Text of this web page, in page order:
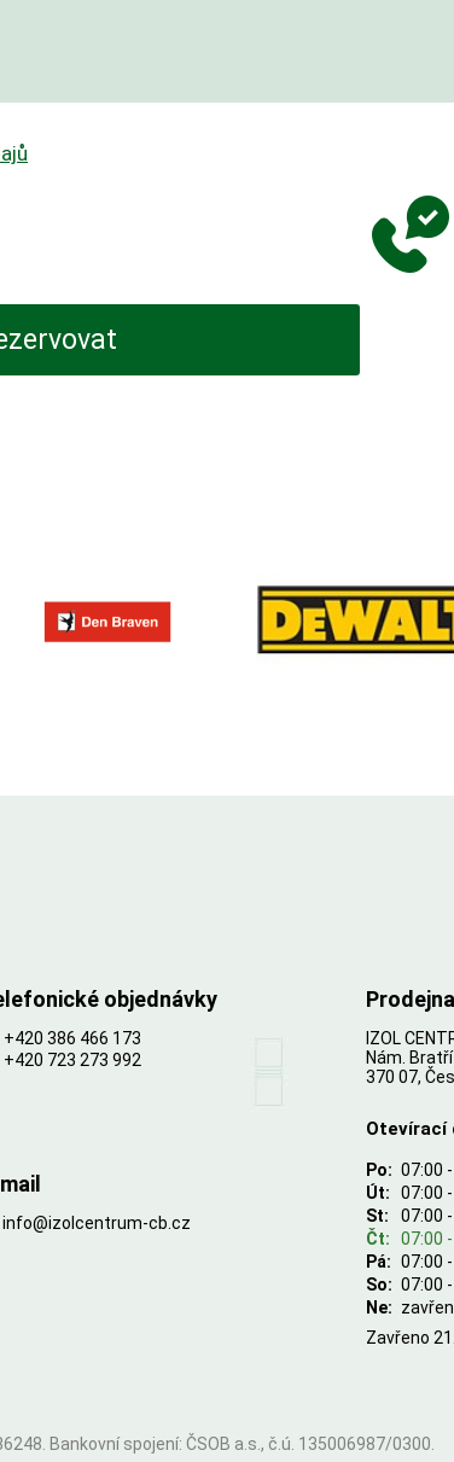
objednávky
+420 386 466 173
+420 723 273 992
info@izolcentrum-cb.cz
Prodejna
IZOL
Nám.
370 07,
Otevírací
Po: 07:00
Út:
07:00
St:
07:00
Čt:
07:00
Pá: 07:00
So: 07:00
Ne:
Zavřeno
Bankovní spojení: ČSOB a.s., č.ú. 135006987/0300.